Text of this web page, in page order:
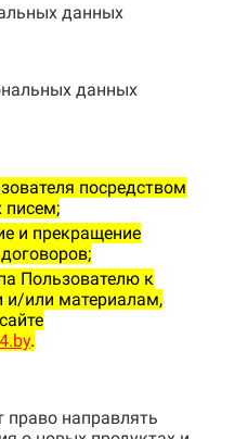
данных
данных
посредством
писем;
и прекращение
Пользователю к
и/или материалам,
.
право направлять